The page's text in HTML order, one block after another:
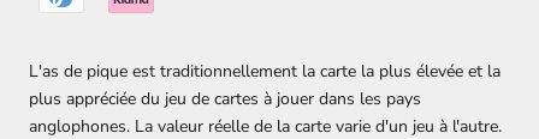
L'as de pique est traditionnellement la carte la plus élevée et la
plus appréciée du jeu de cartes à jouer dans les pays
anglophones. La valeur réelle de la carte varie d'un jeu à l'autre.